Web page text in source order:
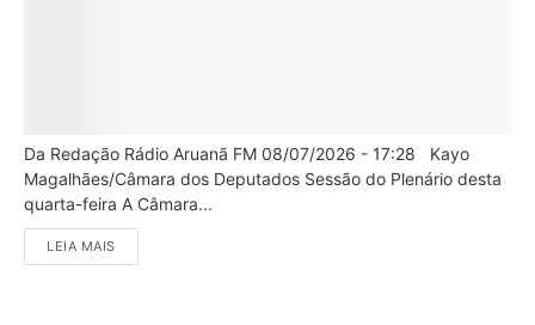
Da Redação Rádio Aruanã FM 08/07/2026 - 17:28 Kayo
Magalhães/Câmara dos Deputados Sessão do Plenário desta
quarta-feira A Câmara...
LEIA MAIS